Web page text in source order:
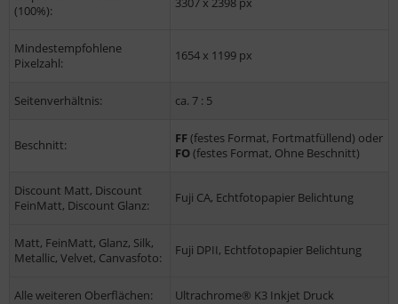
(100%):
Mindestempfohlene
Pixelzahl:
1654 x 1199 px
Seitenverhältnis: ca. 7 : 5
Beschnitt: FF(festes Format, Fortmatfüllend) oder
FO(festes Format, Ohne Beschnitt)
Discount Matt, Discount
FeinMatt, Discount Glanz:
Fuji CA, Echtfotopapier Belichtung
Matt, FeinMatt, Glanz, Silk,
Metallic, Velvet, Canvasfoto:
Fuji DPII, Echtfotopapier Belichtung
Alle weiteren Oberflächen: Ultrachrome® K3 Inkjet Druck